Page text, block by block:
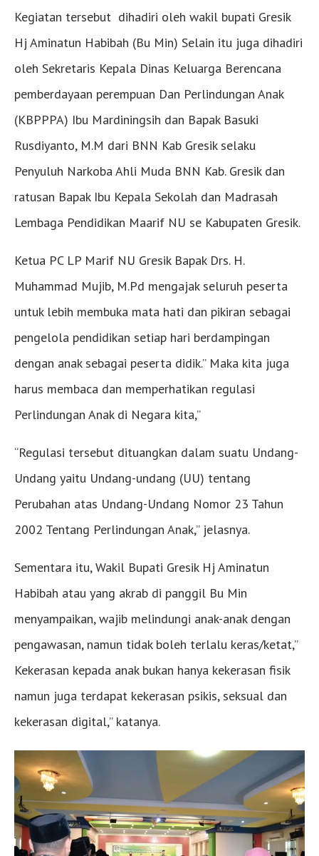
Kegiatan tersebut dihadiri oleh wakil bupati Gresik
Hj Aminatun Habibah (Bu Min) Selain itu juga dihadiri
oleh Sekretaris Kepala Dinas Keluarga Berencana
pemberdayaan perempuan Dan Perlindungan Anak
(KBPPPA) Ibu Mardiningsih dan Bapak Basuki
Rusdiyanto, M.M dari BNN Kab Gresik selaku
Penyuluh Narkoba Ahli Muda BNN Kab. Gresik dan
ratusan Bapak Ibu Kepala Sekolah dan Madrasah
Lembaga Pendidikan Maarif NU se Kabupaten Gresik.
Ketua PC LP Marif NU Gresik Bapak Drs. H.
Muhammad Mujib, M.Pd mengajak seluruh peserta
untuk lebih membuka mata hati dan pikiran sebagai
pengelola pendidikan setiap hari berdampingan
dengan anak sebagai peserta didik.” Maka kita juga
harus membaca dan memperhatikan regulasi
Perlindungan Anak di Negara kita,”
“Regulasi tersebut dituangkan dalam suatu Undang-
Undang yaitu Undang-undang (UU) tentang
Perubahan atas Undang-Undang Nomor 23 Tahun
2002 Tentang Perlindungan Anak,” jelasnya.
Sementara itu, Wakil Bupati Gresik Hj Aminatun
Habibah atau yang akrab di panggil Bu Min
menyampaikan, wajib melindungi anak-anak dengan
pengawasan, namun tidak boleh terlalu keras/ketat,”
Kekerasan kepada anak bukan hanya kekerasan fisik
namun juga terdapat kekerasan psikis, seksual dan
kekerasan digital,” katanya.